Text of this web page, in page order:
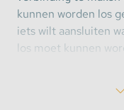
kunnen worden los
iets wilt aansluiten
los moet kunnen
het niet permanent